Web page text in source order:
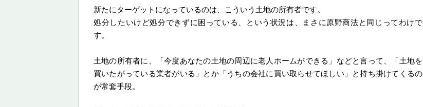
新たにターゲットになっているのは、こういう土地の所有者です。
処分したいけど処分できずに困っている、という状況は、まさに原野商法と同じってわけで
す。
土地の所有者に、「今度あなたの土地の周辺に老人ホームができる」などと言って、「土地を
買いたがっている業者がいる」とか「うちの会社に買い取らせてほしい」と持ち掛けてくるの
が常套手段。